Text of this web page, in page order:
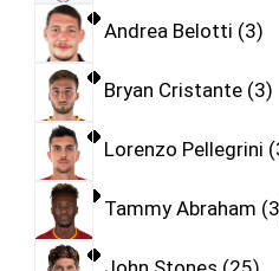
Andrea Belotti 3
Bryan Cristante 3
Lorenzo Pellegrini
Tammy Abraham 3